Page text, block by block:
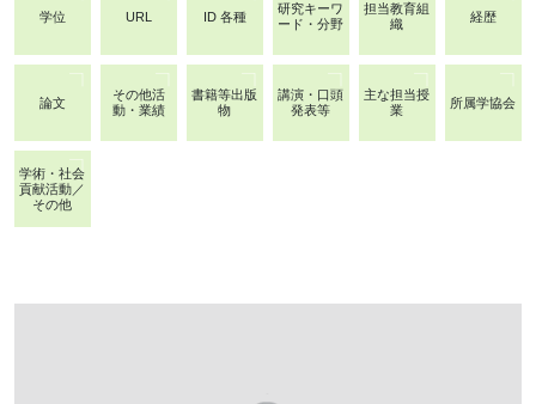
学位 URL ID 各種
研究キーワ
ード・分野
担当教育組
織
経歴
論文
その他活
動・業績
書籍等出版
物
講演・口頭
発表等
主な担当授
業
所属学協会
学術・社会
貢献活動／
その他